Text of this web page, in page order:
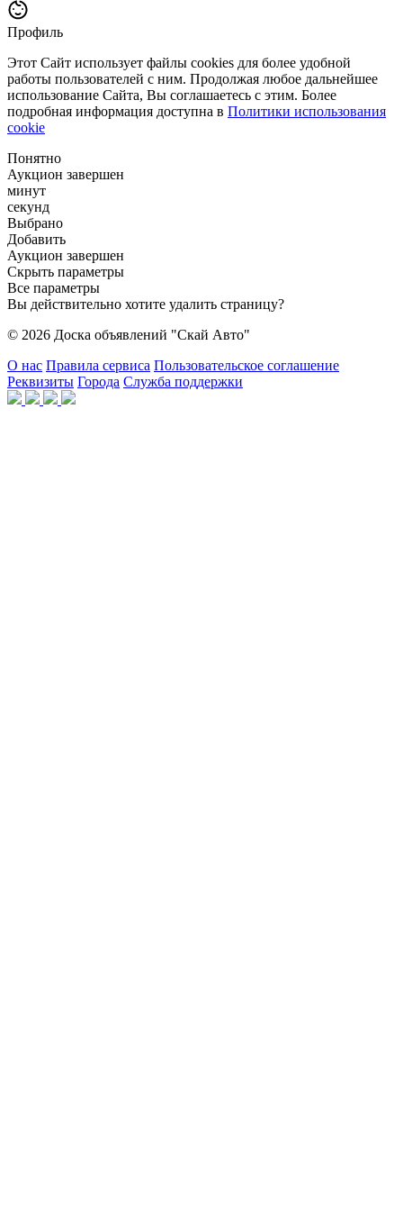
Профиль
Этот Сайт использует файлы cookies для более удобной
работы пользователей с ним. Продолжая любое дальнейшее
использование Сайта, Вы соглашаетесь с этим. Более
подробная информация доступна в Политики использования
cookie
Понятно
Аукцион завершен
минут
секунд
Выбрано
Добавить
Аукцион завершен
Скрыть параметры
Все параметры
Вы действительно хотите удалить страницу?
© 2026 Доска объявлений "Скай Авто"
О нас Правила сервиса Пользовательское соглашение
Реквизиты Города Служба поддержки